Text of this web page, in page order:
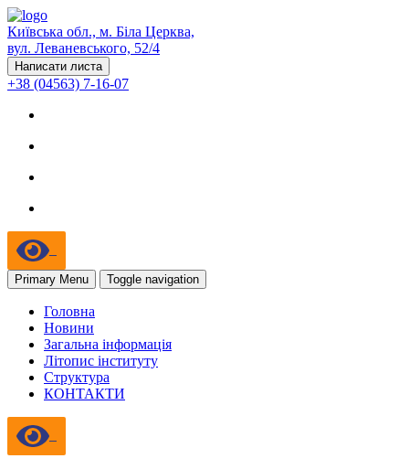
Київська обл., м. Біла Церква,
вул. Леваневського, 52/4
Написати листа
+38 (04563) 7-16-07
Primary Menu Toggle navigation
Головна
Новини
Загальна інформація
Літопис інституту
Структура
КОНТАКТИ